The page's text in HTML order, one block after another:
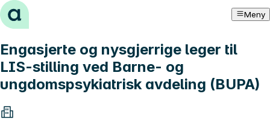
Hopp til innhold Meny
Engasjerte og nysgjerrige leger til
LIS-stilling ved Barne- og
ungdomspsykiatrisk avdeling (BUPA)